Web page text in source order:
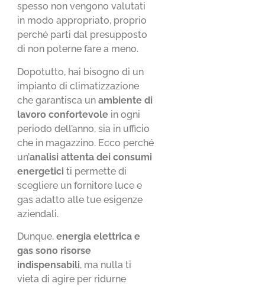
spesso non vengono valutati
in modo appropriato, proprio
perché parti dal presupposto
di non poterne fare a meno.
Dopotutto, hai bisogno di un
impianto di climatizzazione
che garantisca unambiente di
lavoro confortevole in ogni
periodo dell’anno, sia in ufficio
che in magazzino. Ecco perché
un’analisi attenta dei consumi
energetici ti permette di
scegliere un fornitore luce e
gas adatto alle tue esigenze
aziendali.
Dunque,energia elettrica e
gas sono risorse
indispensabili, ma nulla ti
vieta di agire per ridurne